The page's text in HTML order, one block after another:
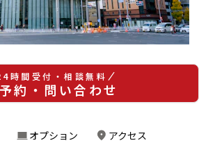
時間受付・相談無料
約・問い合わせ
オプション アクセス